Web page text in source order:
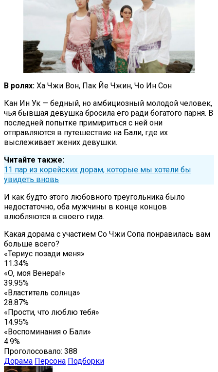
В ролях: Ха Чжи Вон, Пак Йе Чжин, Чо Ин Сон
Кан Ин Ук — бедный, но амбициозный молодой человек,
чья бывшая девушка бросила его ради богатого парня. В
последней попытке примириться с ней они
отправляются в путешествие на Бали, где их
выслеживает жених девушки.
Читайте также:
11 пар из корейских дорам, которые мы хотели бы
увидеть вновь
И как будто этого любовного треугольника было
недостаточно, оба мужчины в конце концов
влюбляются в своего гида.
Какая дорама с участием Со Чжи Сопа понравилась вам
больше всего?
«Териус позади меня»
11.34%
«О, моя Венера!»
39.95%
«Властитель солнца»
28.87%
«Прости, что люблю тебя»
14.95%
«Воспоминания о Бали»
4.9%
Проголосовало: 388
Дорама Персона Подборки